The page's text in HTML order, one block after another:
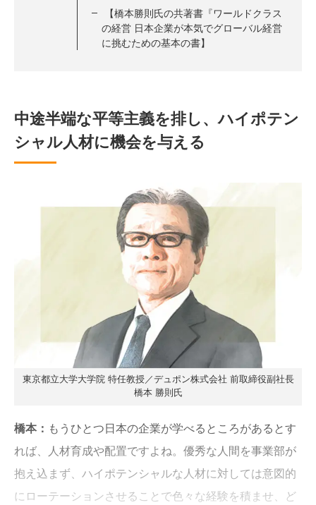
【橋本勝則氏の共著書『ワールドクラス
の経営 日本企業が本気でグローバル経営
に挑むための基本の書】
中途半端な平等主義を排し、ハイポテン
シャル人材に機会を与える
東京都立大学大学院 特任教授／デュポン株式会社 前取締役副社長
橋本 勝則氏
橋本： もうひとつ日本の企業が学べるところがあるとす
れば、人材育成や配置ですよね。優秀な人間を事業部が
抱え込まず、ハイポテンシャルな人材に対しては意図的
にローテーションさせることで色々な経験を積ませ、ど